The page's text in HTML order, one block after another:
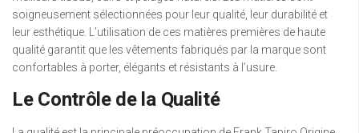
soigneusement sélectionnées pour leur qualité, leur durabilité et
leur esthétique. L’utilisation de ces matières premières de haute
qualité garantit que les vêtements fabriqués par la marque sont
confortables à porter, élégants et résistants à l’usure.
Le Contrôle de la Qualité